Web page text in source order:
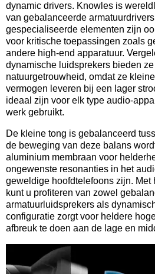
dynamic drivers. Knowles is
van gebalanceerde
gespecialiseerde elementen zijn
voor kritische toepassingen zoals
andere high-end apparatuur.
dynamische luidsprekers bieden
natuurgetrouwheid, omdat ze
vermogen leveren bij een lager
ideaal zijn voor elk type audio-
werk gebruikt.
De kleine tong is gebalanceerd
de beweging van deze balans
aluminium membraan voor
ongewenste resonanties in het
geweldige hoofdtelefoons zijn. Met
kunt u profiteren van zowel
armatuurluidsprekers als
configuratie zorgt voor heldere
afbreuk te doen aan de lage en